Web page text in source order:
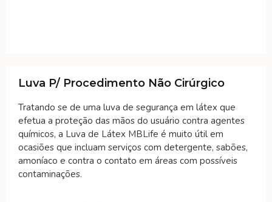
Luva P/ Procedimento Não Cirúrgico
Tratando se de uma luva de segurança em látex que
efetua a proteção das mãos do usuário contra agentes
químicos, a Luva de Látex MBLife é muito útil em
ocasiões que incluam serviços com detergente, sabões,
amoníaco e contra o contato em áreas com possíveis
contaminações.